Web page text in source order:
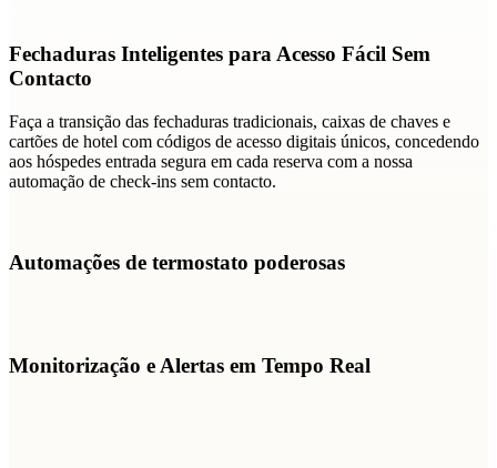
Fechaduras Inteligentes para Acesso Fácil Sem
Contacto
Faça a transição das fechaduras tradicionais, caixas de chaves e
cartões de hotel com códigos de acesso digitais únicos, concedendo
aos hóspedes entrada segura em cada reserva com a nossa
automação de check-ins sem contacto.
Automações de termostato poderosas
Monitorização e Alertas em Tempo Real